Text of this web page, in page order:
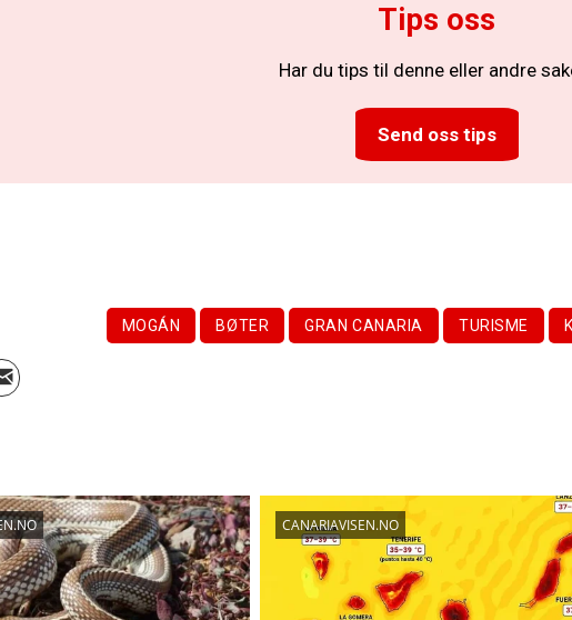
Tips oss
Har du tips til denne eller andre
Send oss tips
MOGÁN BØTER GRAN CANARIA TURISME